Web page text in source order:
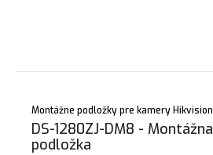
Montážne podložky pre kamery Hikvision
DS-1280ZJ-DM8 - Montážna
podložka